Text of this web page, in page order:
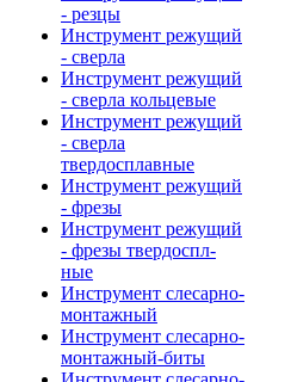
- резцы
Инструмент режущий
- сверла
Инструмент режущий
- сверла кольцевые
Инструмент режущий
- сверла
твердосплавные
Инструмент режущий
- фрезы
Инструмент режущий
- фрезы твердоспл-
ные
Инструмент слесарно-
монтажный
Инструмент слесарно-
монтажный-биты